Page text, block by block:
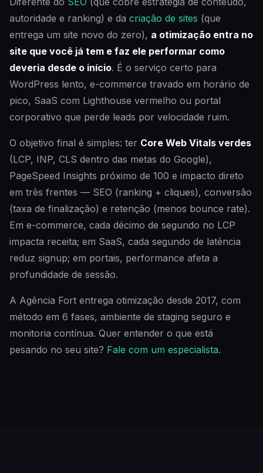
autoridade e ranking) e da criação de sites (que
entrega um site novo do zero), a otimização entra no
site que você já tem e faz ele performar como
deveria desde o início. É o serviço certo para
WordPress lento, e-commerce travado em horário de
pico, SaaS com Lighthouse vermelho ou portal
corporativo que perde leads por velocidade ruim.
O objetivo final é simples: ter Core Web Vitals verdes
(LCP, INP, CLS dentro das metas do Google),
PageSpeed Insights próximo de 100 e impacto direto
em três frentes — SEO (ranking + cliques), conversão
(taxa de finalização) e retenção (menos bounce rate).
Em e-commerce, cada décimo de segundo no LCP
impacta receita; em SaaS, cada segundo de latência
reduz signup; em portais, performance afeta a
profundidade de sessão.
A Agência Fort entrega otimização desde 2017, com
método em 6 fases, ambiente de staging seguro e
monitoria contínua. Quer entender o que está
pesando no seu site? Fale com um especialista.